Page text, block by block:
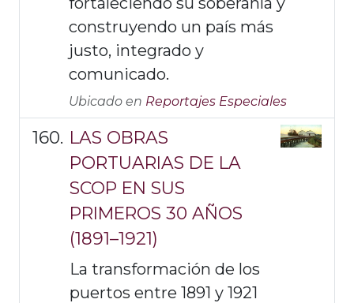
construyendo un país más
justo, integrado y
comunicado.
Ubicado en Reportajes Especiales
LAS OBRAS
PORTUARIAS DE LA
SCOP EN SUS
PRIMEROS 30 AÑOS
(1891–1921)
La transformación de los
puertos entre 1891 y 1921